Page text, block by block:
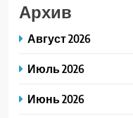
Архив
Август 2026
Июль 2026
Июнь 2026